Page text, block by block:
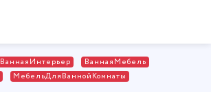
ВаннаяИнтерьер
ВаннаяМебель
МебельДляВаннойКомнаты